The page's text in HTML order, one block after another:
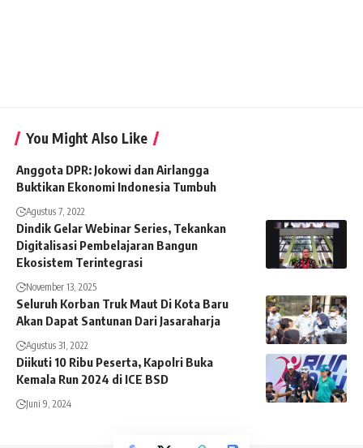
You Might Also Like
Anggota DPR: Jokowi dan Airlangga
Buktikan Ekonomi Indonesia Tumbuh
Agustus 7, 2022
Dindik Gelar Webinar Series, Tekankan
Digitalisasi Pembelajaran Bangun
Ekosistem Terintegrasi
November 13, 2025
Seluruh Korban Truk Maut Di Kota Baru
Akan Dapat Santunan Dari Jasaraharja
Agustus 31, 2022
Diikuti 10 Ribu Peserta, Kapolri Buka
Kemala Run 2024 di ICE BSD
Juni 9, 2024